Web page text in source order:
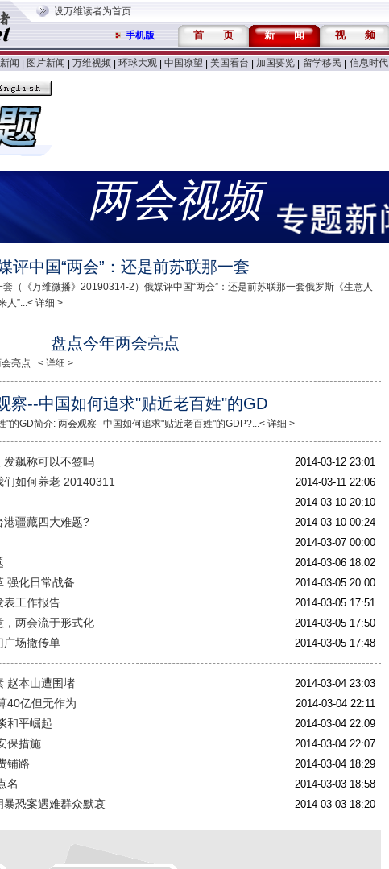
设万维读者为首页
手机版 首 页 新 闻 视 频
闻 图片新闻 万维视频 环球大观 中国嘹望 美国看台 加国要览 留学移民 信息时代
两会视频
评中国“两会”：还是前苏联那一套
（《万维微播》20190314-2）俄媒评中国“两会”：还是前苏联那一套俄罗斯《生意人
人”...< 详细 >
盘点今年两会亮点
亮点...< 详细 >
察--中国如何追求"贴近老百姓"的GD
"的GD简介: 两会观察--中国如何追求"贴近老百姓"的GDP?...< 详细 >
发飙称可以不签吗 2014-03-12 23:01
如何养老 20140311 2014-03-11 22:06
2014-03-10 20:10
港疆藏四大难题? 2014-03-10 00:24
2014-03-07 00:00
2014-03-06 18:02
强化日常战备 2014-03-05 20:00
表工作报告 2014-03-05 17:51
，两会流于形式化 2014-03-05 17:50
广场撒传单 2014-03-05 17:48
赵本山遭围堵 2014-03-04 23:03
40亿但无作为 2014-03-04 22:11
和平崛起 2014-03-04 22:09
保措施 2014-03-04 22:07
铺路 2014-03-04 18:29
名 2014-03-03 18:58
恐案遇难群众默哀 2014-03-03 18:20